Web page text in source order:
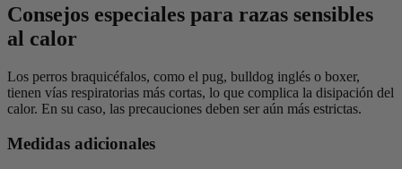
Consejos especiales para razas sensibles
al calor
Los perros braquicéfalos, como el pug, bulldog inglés o boxer,
tienen vías respiratorias más cortas, lo que complica la disipación del
calor. En su caso, las precauciones deben ser aún más estrictas.
Medidas adicionales